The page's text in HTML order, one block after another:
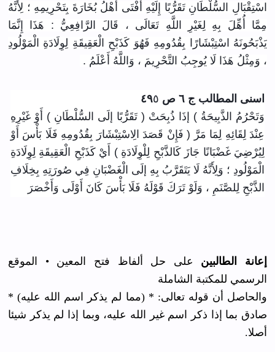
اسْتِقْبَالِ السُّلْطَانِ تَقَرُّبًا إِلَيْهِ أَفْتَى أَهْلُ بُخَارَةَ بِتَحْرِيمِهِ ؛ لِأَنَّهُ
مِمَّا أُهِّلَ بِهِ لِغَيْرِ اللَّهِ تَعَالَى ، قَالَ الرَّافِعِيُّ : هَذَا إِنَّمَا
يَذْبَحُونَهُ اسْتِبْشَارًا بِقُدُومِهِ فَهُوَ كَذَبْحِ الْعَقِيقَةِ لِوِلَادَةِ الْمَوْلُودِ
، وَمِثْلُ هَذَا لَا يُوجِبُ التَّحْرِيمَ ، وَاللَّهُ أَعْلَمُ .
اسنى المطالب ج ٦ ص ٤٩
٥
وَتَحْرُمُ الذَّبِيحَةُ ) إذَا ذُبِحَتْ ( تَقَرُّبًا إلَى السُّلْطَانِ ) أَوْ غَيْرِهِ
عِنْدَ لِقَائِهِ لِمَا مَرَّ ( فَإِنْ قَصَدَ الِاسْتِبْشَارَ بِقُدُومِهِ فَلَا بَأْسَ أَوْ
لِيُرْضِيَ غَضْبَانًا جَازَ كَالذَّبْحِ لِلْوِلَادَةِ ) أَيْ كَذَبْحِ الْعَقِيقَةِ لِوِلَادَةِ
الْمَوْلُودِ ؛ وَلِأَنَّهُ لَا يَتَقَرَّبُ بِهِ إلَى الْغَضْبَانِ فِي صُورَتِهِ بِخِلَافِ
الذَّبْحِ لِلصَّنَمِ ، وَلَوْ تَرَكَ قَوْلَهُ فَلَا بَأْسَ كَانَ أَوْلَى وَأَخْصَرَ
إعانة الطالبين على حل ألفاظ فتح المعين • الموقع
الرسمي للمكتبة الشاملة
والحاصل أن قوله تعالى: * (مما لم يذكر اسم الله عليه) *
صادق بما إذا ذكر اسم غير الله عليه، وبما إذا لم يذكر شيئا
أصلا.